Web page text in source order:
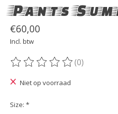
Pants
€60,00
Incl. btw
De beoordeling van dit
(0)
Niet op voorraad
Size: *